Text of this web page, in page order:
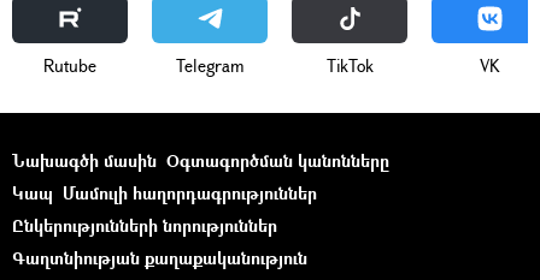
Rutube Telegram ТikТоk VK
Նախագծի մասին Օգտագործման կանոնները
Կապ Մամուլի հաղորդագրություններ
Ընկերությունների նորություններ
Գաղտնիության քաղաքականություն